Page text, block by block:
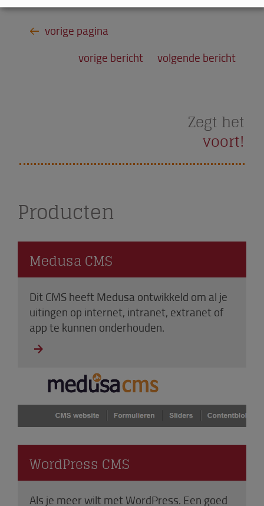
vorige bericht volgende bericht
Zegt het
voort!
Producten
Medusa CMS
Dit CMS heeft Medusa ontwikkeld om al je
uitingen op internet, intranet, extranet of
app te kunnen onderhouden.
WordPress CMS
Als je meer wilt met WordPress. Een goed